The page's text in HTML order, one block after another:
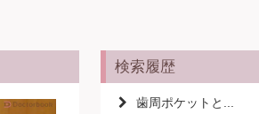
検索履歴
歯周ポケットと...